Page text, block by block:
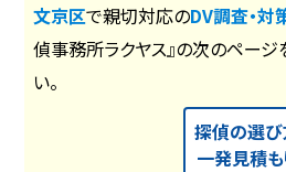
文京区で親切対応のDV調査・対
偵事務所ラクヤス』の次のページ
い。
探偵の選
一発見積も